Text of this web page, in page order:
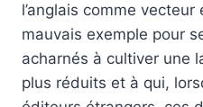
l’anglais comme
mauvais exemple pour
acharnés à cultiver une
plus réduits et à qui,